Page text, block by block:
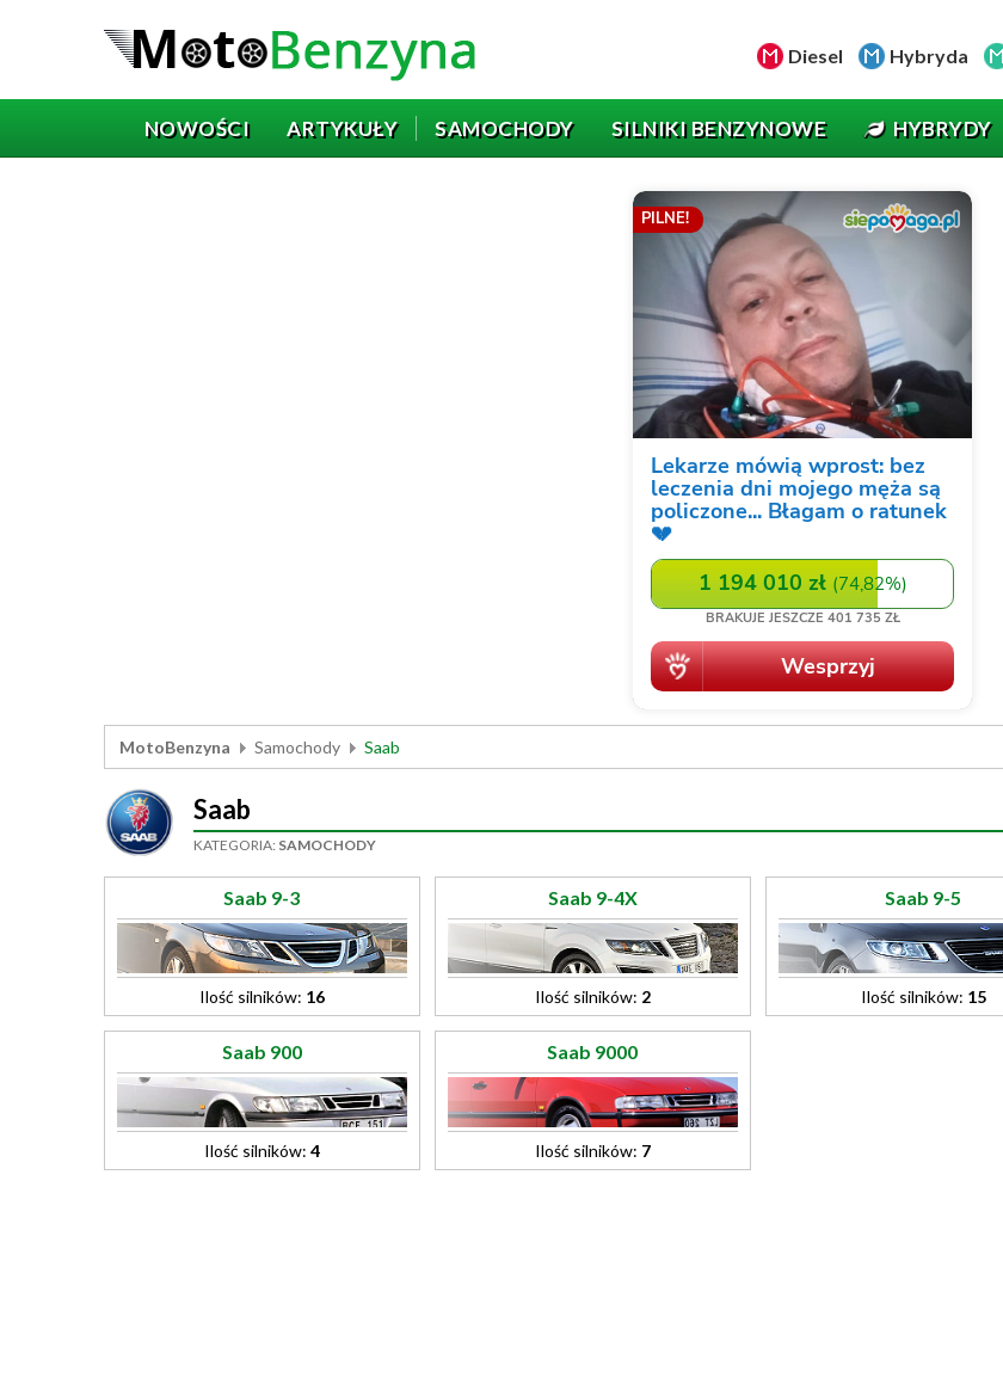
Diesel Hybryda
NOWOŚCI ARTYKUŁY SAMOCHODY SILNIKI BENZYNOWE HYBRYDY
MotoBenzyna Samochody Saab
Saab
KATEGORIA: SAMOCHODY
Saab 9-3
Ilość silników: 16
Saab 9-4X
Ilość silników: 2
Saab 9-5
Ilość silników: 15
Saab 900
Ilość silników: 4
Saab 9000
Ilość silników: 7